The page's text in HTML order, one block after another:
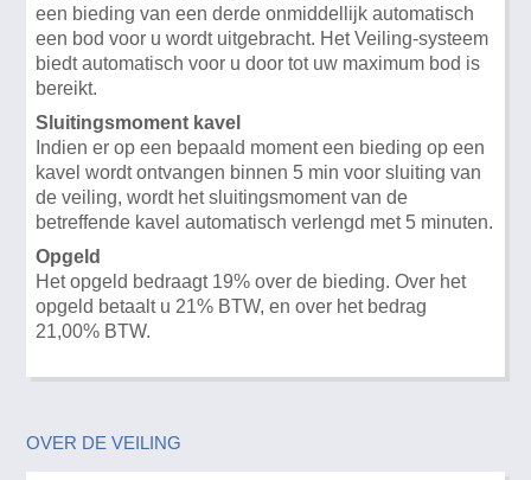
een bieding van een derde onmiddellijk automatisch
een bod voor u wordt uitgebracht. Het Veiling-systeem
biedt automatisch voor u door tot uw maximum bod is
bereikt.
Sluitingsmoment kavel
Indien er op een bepaald moment een bieding op een
kavel wordt ontvangen binnen 5 min voor sluiting van
de veiling, wordt het sluitingsmoment van de
betreffende kavel automatisch verlengd met 5 minuten.
Opgeld
Het opgeld bedraagt 19% over de bieding. Over het
opgeld betaalt u 21% BTW, en over het bedrag
21,00% BTW.
OVER DE VEILING